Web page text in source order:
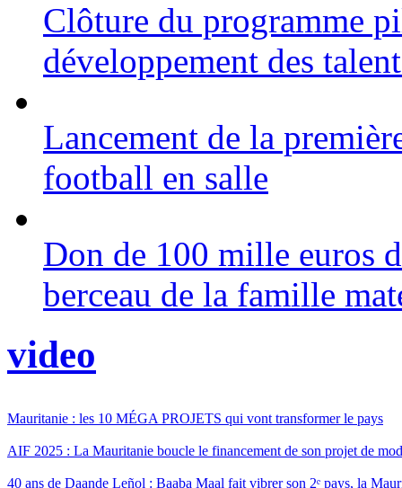
Clôture du programme
développement des
Lancement de la
football en salle
Don de 100 mille euros
berceau de la famille
video
Mauritanie : les 10 MÉGA PROJETS qui vont transformer le pays
AIF 2025 : La Mauritanie boucle le financement de son projet de
40 ans de Daande Leñol : Baaba Maal fait vibrer son 2ᵉ pays, la